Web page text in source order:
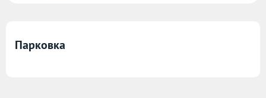
Парковка